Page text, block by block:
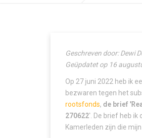
Geschreven door: Dewi
Geüpdatet op 16
Op 27 juni 2022 heb ik
bezwaren tegen het
rootsfonds, de brief
270622'. De brief heb ik
Kamerleden zijn die